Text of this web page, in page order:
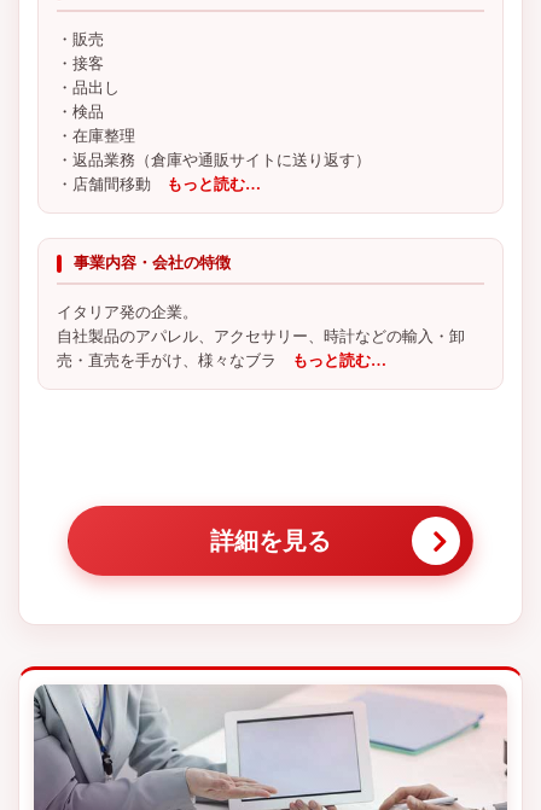
・販売
・接客
・品出し
・検品
・在庫整理
・返品業務（倉庫や通販サイトに送り返す）
・店舗間移動 もっと読む…
事業内容・会社の特徴
イタリア発の企業。
自社製品のアパレル、アクセサリー、時計などの輸入・卸
売・直売を手がけ、様々なブラ
もっと読む…
詳細を見る